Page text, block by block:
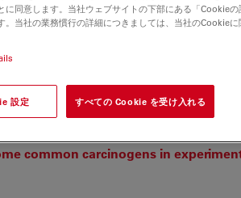
to enquire about recent alternative
common carcinogens in
に同意します。当社ウェブサイトの下部にある「Cookie
当社の業務慣行の詳細につきましては、当社のCookieに
設定 すべての Cookie を受け入れる